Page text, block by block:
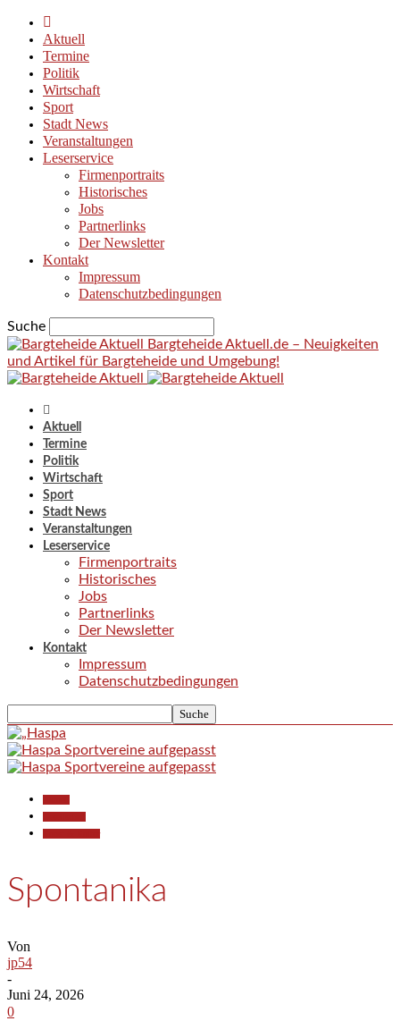
Aktuell
Termine
Politik
Wirtschaft
Sport
Stadt News
Veranstaltungen
Leserservice
Firmenportraits
Historisches
Jobs
Partnerlinks
Der Newsletter
Kontakt
Impressum
Datenschutzbedingungen
Suche
Bargteheide Aktuell.de – Neuigkeiten
und Artikel für Bargteheide und Umgebung!
Aktuell
Termine
Politik
Wirtschaft
Sport
Stadt News
Veranstaltungen
Leserservice
Firmenportraits
Historisches
Jobs
Partnerlinks
Der Newsletter
Kontakt
Impressum
Datenschutzbedingungen
Spontanika
Von
jp54
-
Juni 24, 2026
0